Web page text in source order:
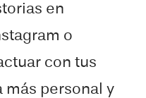
en
o
con tus
más personal y